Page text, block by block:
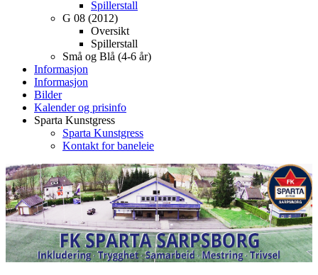
Spillerstall
G 08 (2012)
Oversikt
Spillerstall
Små og Blå (4-6 år)
Informasjon
Informasjon
Bilder
Kalender og prisinfo
Sparta Kunstgress
Sparta Kunstgress
Kontakt for baneleie